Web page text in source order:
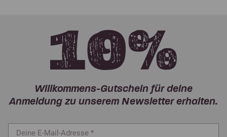
Willkommens-Gutschein für deine
Anmeldung zu unserem Newsletter erhalten.